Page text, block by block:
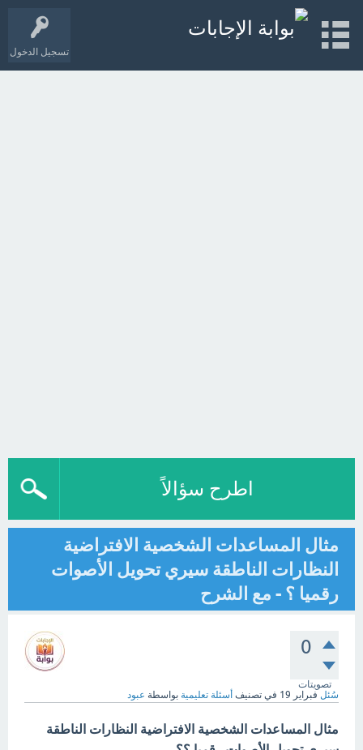
تسجيل الدخول
اطرح سؤالاً
مثال المساعدات الشخصية الافتراضية
النظارات الناطقة سيري تحويل الأصوات
رقميا ؟ - مع الشرح
0
تصويتات
سُئل فبراير 19 في تصنيف أسئلة تعليمية بواسطة عبود
مثال المساعدات الشخصية الافتراضية النظارات الناطقة